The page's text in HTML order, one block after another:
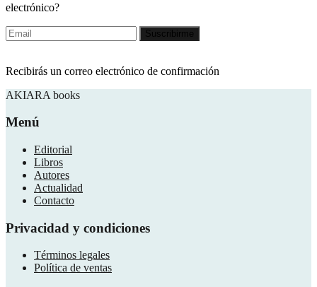
electrónico?
Recibirás un correo electrónico de confirmación
AKIARA books
Menú
Editorial
Libros
Autores
Actualidad
Contacto
Privacidad y condiciones
Términos legales
Política de ventas